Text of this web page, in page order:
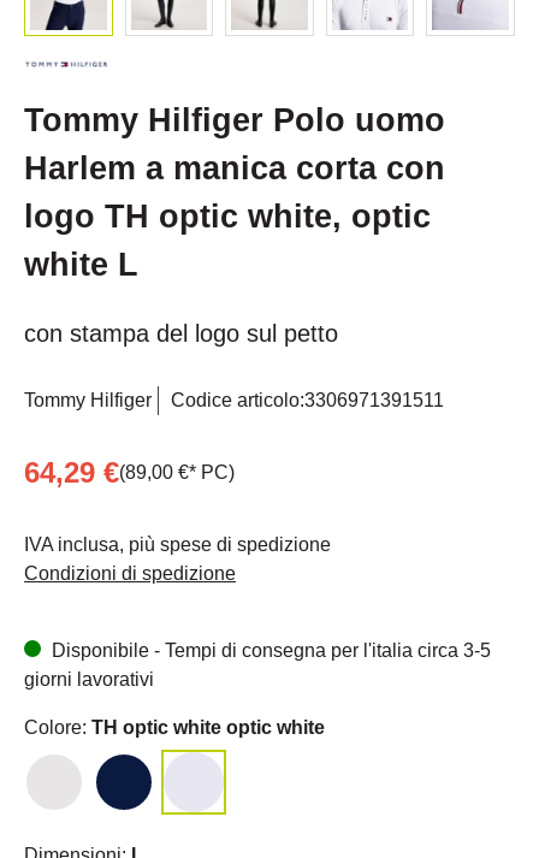
Tommy Hilfiger Polo uomo
Harlem a manica corta con
logo TH optic white, optic
white L
con stampa del logo sul petto
Tommy Hilfiger Codice articolo:3306971391511
64,29 €(89,00 €* PC)
IVA inclusa, più spese di spedizione
Condizioni di spedizione
Disponibile - Tempi di consegna per l'italia circa 3-5
giorni lavorativi
Colore: TH optic white optic white